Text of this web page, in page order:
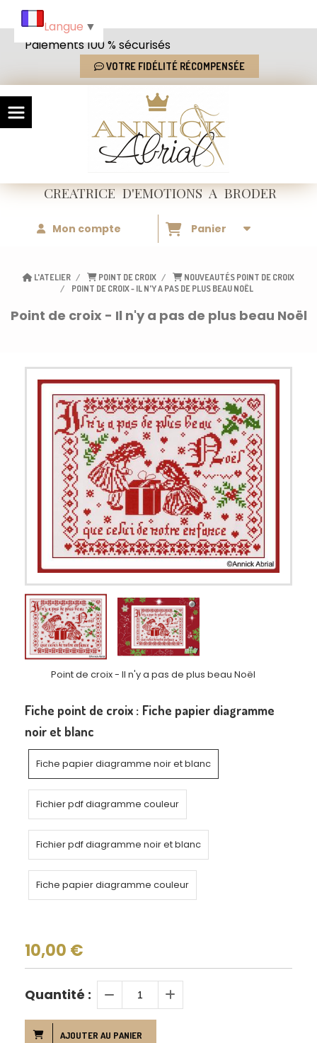
Paiements 100 % sécurisés
VOTRE FIDÉLITÉ RÉCOMPENSÉE
CREATRICED'EMOTIONSA BRODER
Mon compte Panier
L'ATELIER POINT DE CROIX
NOUVEAUTÉS POINT DE CROIX
POINT DE CROIX - IL N'Y A PAS DE PLUS BEAU NOËL
Point de croix - Il n'y a pas de plus beau Noël
Point de croix - Il n'y a pas de plus beau Noël
Fiche point de croix : Fiche papier diagramme
noir et blanc
Fiche papier diagramme noir et blanc
Fichier pdf diagramme couleur
Fichier pdf diagramme noir et blanc
Fiche papier diagramme couleur
10,00 €
Quantité :
AJOUTER AU PANIER
Langue ▼